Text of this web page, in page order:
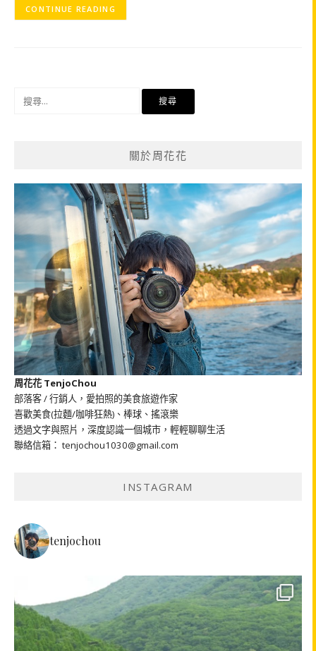
CONTINUE READING
關於周花花
周花花 TenjoChou
部落客 / 行銷人，愛拍照的美食旅遊作家
喜歡美食(拉麵/咖啡狂熱)、棒球、搖滾樂
透過文字與照片，深度認識一個城市，輕輕聊聊生活
聯絡信箱： tenjochou1030@gmail.com
INSTAGRAM
tenjochou